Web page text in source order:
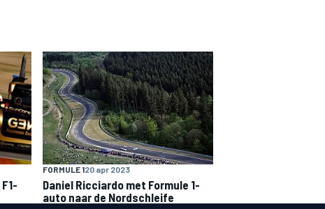
FORMULE 120 apr 2023
Daniel Ricciardo met Formule 1-
auto naar de Nordschleife